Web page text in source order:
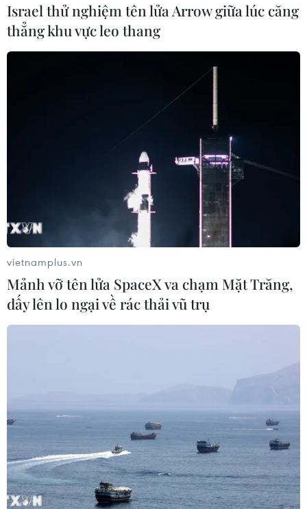
Israel thử nghiệm tên lửa Arrow giữa lúc căng
thẳng khu vực leo thang
vietnamplus.vn
Mảnh vỡ tên lửa SpaceX va chạm Mặt Trăng,
dấy lên lo ngại về rác thải vũ trụ